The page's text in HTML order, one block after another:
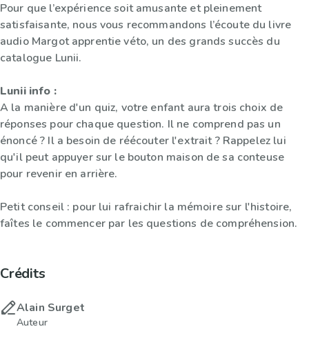
Pour que l’expérience soit amusante et pleinement
satisfaisante, nous vous recommandons l’écoute du livre
audio Margot apprentie véto, un des grands succès du
catalogue Lunii.
Lunii info :
A la manière d'un quiz, votre enfant aura trois choix de
réponses pour chaque question. Il ne comprend pas un
énoncé ? Il a besoin de réécouter l'extrait ? Rappelez lui
qu'il peut appuyer sur le bouton maison de sa conteuse
pour revenir en arrière.
Petit conseil : pour lui rafraichir la mémoire sur l'histoire,
faîtes le commencer par les questions de compréhension.
Crédits
Alain Surget
Auteur